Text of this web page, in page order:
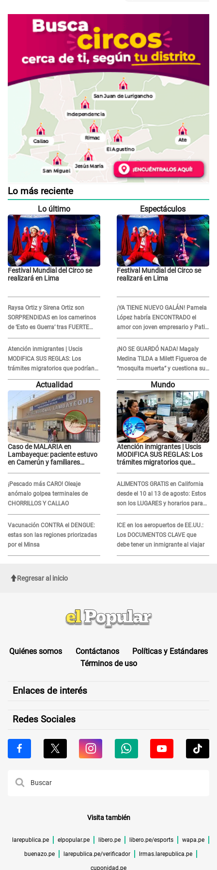
Lo más reciente
Lo último
Festival Mundial del Circo se
realizará en Lima
Raysa Ortiz y Sirena Ortiz son
SORPRENDIDAS en los camerinos
de ‘Esto es Guerra’ tras FUERTE
ENFRENTAMIENTO con Gabriel
Moisés: “Gracias”
Atención inmigrantes | Uscis
MODIFICA SUS REGLAS: Los
trámites migratorios que podrían
necesitar tu prueba de ADN
Espectáculos
Festival Mundial del Circo se
realizará en Lima
¡YA TIENE NUEVO GALÁN! Pamela
López habría ENCONTRADO el
amor con joven empresario y Pati
Lorena la ECHA en VIVO
¡NO SE GUARDÓ NADA! Magaly
Medina TILDA a Milett Figueroa de
“mosquita muerta” y cuestiona su
RECONCILIACIÓN con Marcelo
Tinelli en TV argentina
Actualidad
Caso de MALARIA en
Lambayeque: paciente estuvo
en Camerún y familiares
¡Pescado más CARO! Oleaje
anómalo golpea terminales de
CHORRILLOS Y CALLAO
Vacunación CONTRA el DENGUE:
estas son las regiones priorizadas
por el Minsa
Mundo
Atención inmigrantes | Uscis
MODIFICA SUS REGLAS: Los
trámites migratorios que
ALIMENTOS GRATIS en California
desde el 10 al 13 de agosto: Estos
son los LUGARES y horarios para
recibir la ayuda
ICE en los aeropuertos de EE.UU.:
Los DOCUMENTOS CLAVE que
debe tener un inmigrante al viajar
Regresar al inicio
Quiénes somos Contáctanos
Políticas y Estándares
Términos de uso
Enlaces de interés
Redes Sociales
Visita también
larepublica.pe elpopular.pe libero.pe libero.pe/esports wapa.pe
buenazo.pe larepublica.pe/verificador lrmas.larepublica.pe
cuponidad.pe